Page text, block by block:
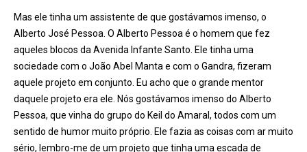
Mas ele tinha um assistente de que gostávamos imenso, o
Alberto José Pessoa. O Alberto Pessoa é o homem que fez
aqueles blocos da Avenida Infante Santo. Ele tinha uma
sociedade com o João Abel Manta e com o Gandra, fizeram
aquele projeto em conjunto. Eu acho que o grande mentor
daquele projeto era ele. Nós gostávamos imenso do Alberto
Pessoa, que vinha do grupo do Keil do Amaral, todos com um
sentido de humor muito próprio. Ele fazia as coisas com ar muito
sério, lembro-me de um projeto que tinha uma escada de